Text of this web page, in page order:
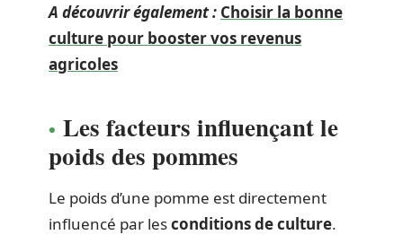
A découvrir également : Choisir la bonne
culture pour booster vos revenus
agricoles
Les facteurs influençant le
poids des pommes
Le poids d’une pomme est directement
influencé par lesconditions de culture.